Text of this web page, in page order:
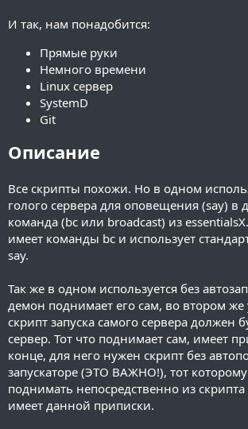
И так, нам понадобится:
Прямые руки
Немного времени
Linux сервер
SystemD
Git
Описание
Все скрипты похожи. Но в одном
голого сервера для оповещения (say) в
команда (bc или broadcast) из
имеет команды bc и использует
say.
Так же в одном используется без
демон поднимает его сам, во втором же
скрипт запуска самого сервера должен
сервер. Тот что поднимает сам, имеет
конце, для него нужен скрипт без
запускаторе (ЭТО ВАЖНО!), тот
поднимать непосредственно из скрипта
имеет данной приписки.